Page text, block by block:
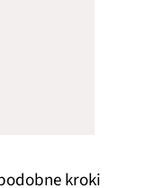
kroki